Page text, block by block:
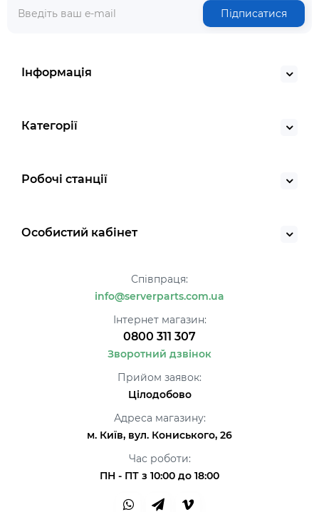
Підписатися
Інформація
Категорії
Робочі станції
Особистий кабінет
Співпраця:
info@serverparts.com.ua
Інтернет магазин:
0800 311 307
Зворотний дзвінок
Прийом заявок:
Цілодобово
Адреса магазину:
м. Київ, вул. Кониського, 26
Час роботи:
ПН - ПТ з 10:00 до 18:00